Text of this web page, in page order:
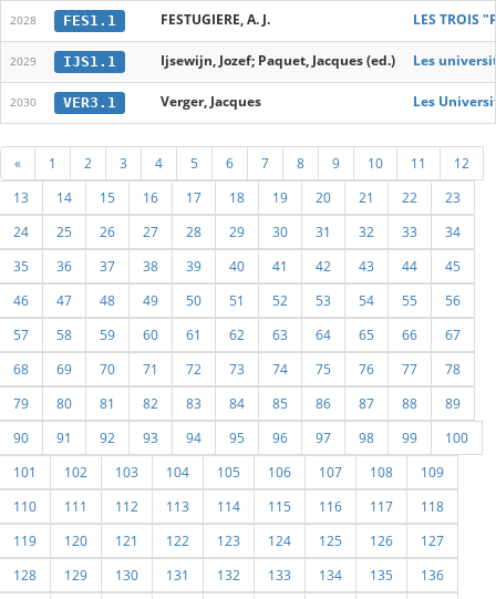
2028 FES1.1 FESTUGIERE, A. J. LES TROIS
2029 IJS1.1 Ijsewijn, Jozef; Paquet, Jacques (ed.) Les
2030 VER3.1 Verger, Jacques Les
« 1 2 3 4 5 6 7 8 9 10 11
12
13
14 15 16 17 18 19 20 21 22
23
24
25 26 27 28 29 30 31 32 33
34
35
36 37 38 39 40 41 42 43 44
45
46
47 48 49 50 51 52 53 54 55
56
57
58 59 60 61 62 63 64 65 66
67
68
69 70 71 72 73 74 75 76 77
78
79
80 81 82 83 84 85 86 87 88
89
90
91 92 93 94 95 96 97 98 99
100
101
102 103 104 105 106 107 108
109
110
111 112 113 114 115 116 117
118
119
120 121 122 123 124 125 126
127
128
129 130 131 132 133 134 135
136